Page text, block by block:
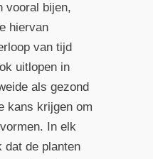
vooral bijen,
hiervan
van tijd
uitlopen in
als gezond
kans krijgen om
In elk
dat de planten